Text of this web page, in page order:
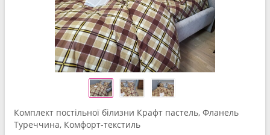
Комплект постільної білизни Крафт пастель, Фланель
Туреччина, Комфорт-текстиль